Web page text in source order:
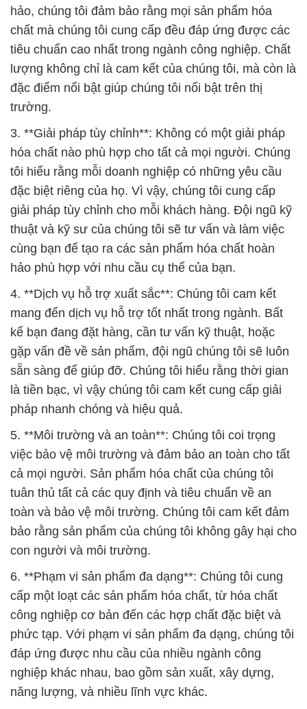
hảo, chúng tôi đảm bảo rằng mọi sản phẩm hóa
chất mà chúng tôi cung cấp đều đáp ứng được các
tiêu chuẩn cao nhất trong ngành công nghiệp. Chất
lượng không chỉ là cam kết của chúng tôi, mà còn là
đặc điểm nổi bật giúp chúng tôi nổi bật trên thị
trường.
3. **Giải pháp tùy chỉnh**: Không có một giải pháp
hóa chất nào phù hợp cho tất cả mọi người. Chúng
tôi hiểu rằng mỗi doanh nghiệp có những yêu cầu
đặc biệt riêng của họ. Vì vậy, chúng tôi cung cấp
giải pháp tùy chỉnh cho mỗi khách hàng. Đội ngũ kỹ
thuật và kỹ sư của chúng tôi sẽ tư vấn và làm việc
cùng bạn để tạo ra các sản phẩm hóa chất hoàn
hảo phù hợp với nhu cầu cụ thể của bạn.
4. **Dịch vụ hỗ trợ xuất sắc**: Chúng tôi cam kết
mang đến dịch vụ hỗ trợ tốt nhất trong ngành. Bất
kể bạn đang đặt hàng, cần tư vấn kỹ thuật, hoặc
gặp vấn đề về sản phẩm, đội ngũ chúng tôi sẽ luôn
sẵn sàng để giúp đỡ. Chúng tôi hiểu rằng thời gian
là tiền bạc, vì vậy chúng tôi cam kết cung cấp giải
pháp nhanh chóng và hiệu quả.
5. **Môi trường và an toàn**: Chúng tôi coi trọng
việc bảo vệ môi trường và đảm bảo an toàn cho tất
cả mọi người. Sản phẩm hóa chất của chúng tôi
tuân thủ tất cả các quy định và tiêu chuẩn về an
toàn và bảo vệ môi trường. Chúng tôi cam kết đảm
bảo rằng sản phẩm của chúng tôi không gây hại cho
con người và môi trường.
6. **Phạm vi sản phẩm đa dạng**: Chúng tôi cung
cấp một loạt các sản phẩm hóa chất, từ hóa chất
công nghiệp cơ bản đến các hợp chất đặc biệt và
phức tạp. Với phạm vi sản phẩm đa dạng, chúng tôi
đáp ứng được nhu cầu của nhiều ngành công
nghiệp khác nhau, bao gồm sản xuất, xây dựng,
năng lượng, và nhiều lĩnh vực khác.